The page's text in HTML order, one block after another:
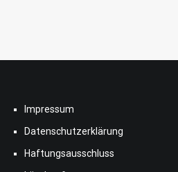
Impressum
Datenschutzerklärung
Haftungsausschluss